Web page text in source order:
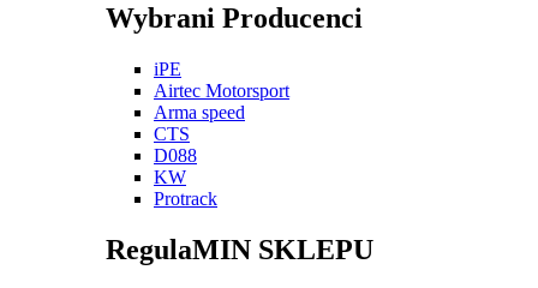
Wybrani Producenci
iPE
Airtec Motorsport
Arma speed
CTS
D088
KW
Protrack
RegulaMIN SKLEPU